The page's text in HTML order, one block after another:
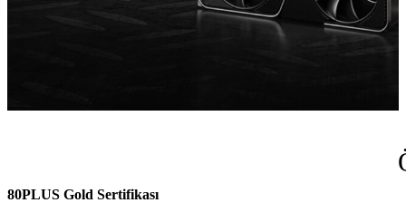
80PLUS Gold Sertifikası